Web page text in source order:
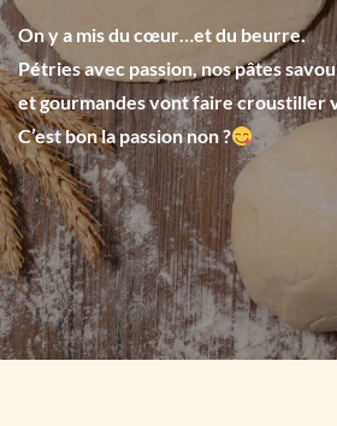
On y a mis du cœur…et du beurre.
Pétries avec passion, nos pâtes
et gourmandes vont faire croustiller
C’est bon la passion non ?